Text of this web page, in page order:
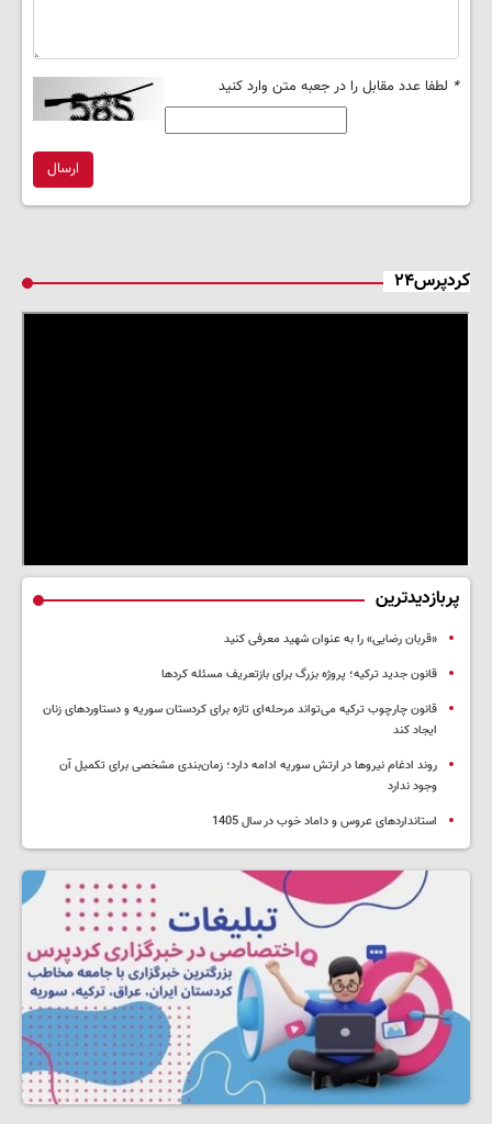
* لطفا عدد مقابل را در جعبه متن وارد کنید
ارسال
کردپرس۲۴
پربازدیدترین
«قربان رضایی» را به عنوان شهید معرفی کنید
قانون جدید ترکیه؛ پروژه بزرگ‌ برای بازتعریف مسئله کردها
قانون چارچوب ترکیه می‌تواند مرحله‌ای تازه برای کردستان سوریه و دستاوردهای زنان
ایجاد کند
روند ادغام نیروها در ارتش سوریه ادامه دارد؛ زمان‌بندی مشخصی برای تکمیل آن
وجود ندارد
استانداردهای عروس و داماد خوب در سال 1405